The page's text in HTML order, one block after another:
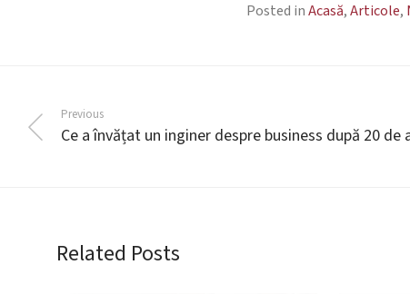
Posted inAcasă,Articole,
Previous
Ce a învățat un inginer despre business după 20 de
Related Posts